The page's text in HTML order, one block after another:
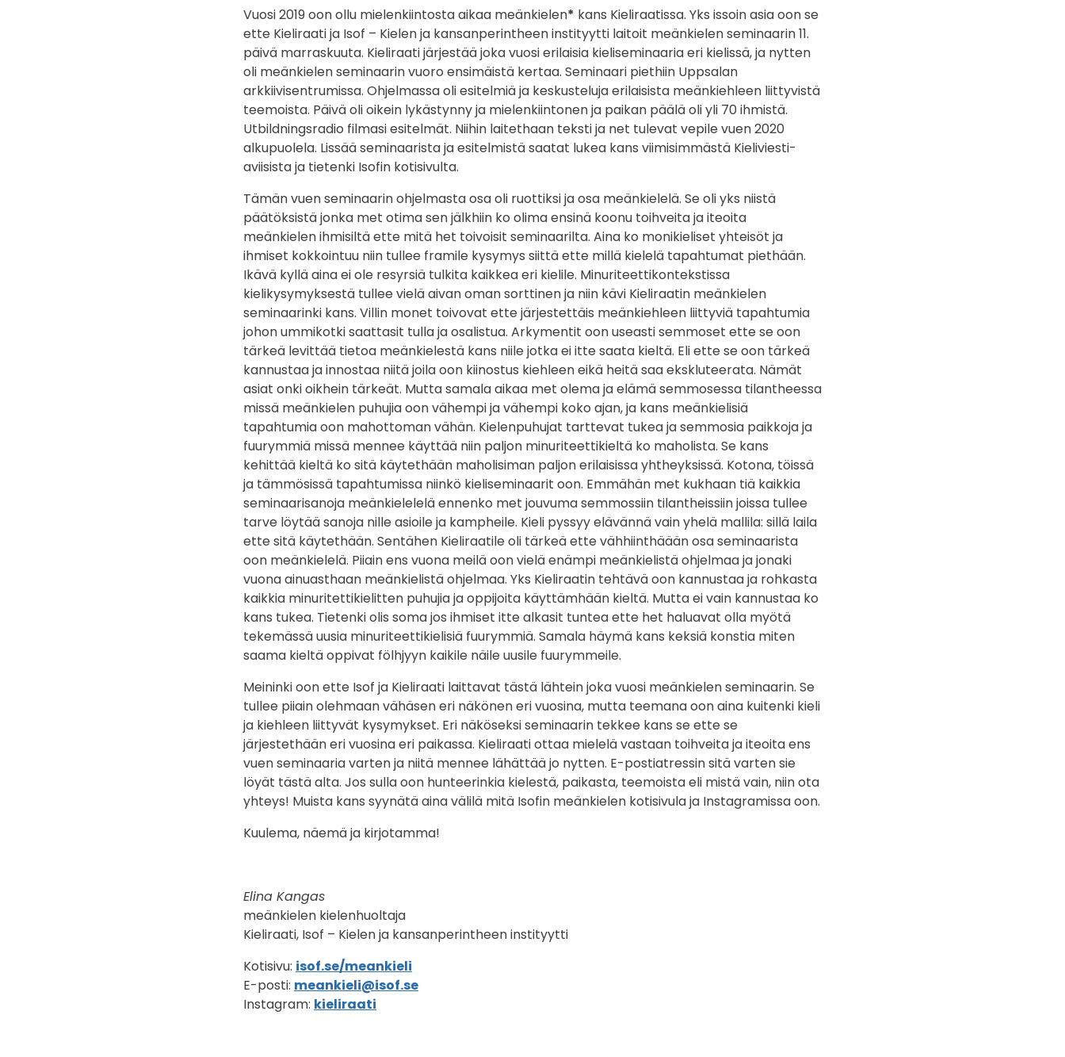
Vuosi 2019 oon ollu mielenkiintosta aikaa meänkielen* kans Kieliraatissa. Yks issoin asia oon se
ette Kieliraati ja Isof – Kielen ja kansanperintheen instityytti laitoit meänkielen seminaarin 11.
päivä marraskuuta. Kieliraati järjestää joka vuosi erilaisia kieliseminaaria eri kielissä, ja nytten
oli meänkielen seminaarin vuoro ensimäistä kertaa. Seminaari piethiin Uppsalan
arkkiivisentrumissa. Ohjelmassa oli esitelmiä ja keskusteluja erilaisista meänkiehleen liittyvistä
teemoista. Päivä oli oikein lykästynny ja mielenkiintonen ja paikan päälä oli yli 70 ihmistä.
Utbildningsradio filmasi esitelmät. Niihin laitethaan teksti ja net tulevat vepile vuen 2020
alkupuolela. Lissää seminaarista ja esitelmistä saatat lukea kans viimisimmästä Kieliviesti-
aviisista ja tietenki Isofin kotisivulta.
Tämän vuen seminaarin ohjelmasta osa oli ruottiksi ja osa meänkielelä. Se oli yks niistä
päätöksistä jonka met otima sen jälkhiin ko olima ensinä koonu toihveita ja iteoita
meänkielen ihmisiltä ette mitä het toivoisit seminaarilta. Aina ko monikieliset yhteisöt ja
ihmiset kokkointuu niin tullee framile kysymys siittä ette millä kielelä tapahtumat piethään.
Ikävä kyllä aina ei ole resyrsiä tulkita kaikkea eri kielile. Minuriteettikontekstissa
kielikysymyksestä tullee vielä aivan oman sorttinen ja niin kävi Kieliraatin meänkielen
seminaarinki kans. Villin monet toivovat ette järjestettäis meänkiehleen liittyviä tapahtumia
johon ummikotki saattasit tulla ja osalistua. Arkymentit oon useasti semmoset ette se oon
tärkeä levittää tietoa meänkielestä kans niile jotka ei itte saata kieltä. Eli ette se oon tärkeä
kannustaa ja innostaa niitä joila oon kiinostus kiehleen eikä heitä saa ekskluteerata. Nämät
asiat onki oikhein tärkeät. Mutta samala aikaa met olema ja elämä semmosessa tilantheessa
missä meänkielen puhujia oon vähempi ja vähempi koko ajan, ja kans meänkielisiä
tapahtumia oon mahottoman vähän. Kielenpuhujat tarttevat tukea ja semmosia paikkoja ja
fuurymmiä missä mennee käyttää niin paljon minuriteettikieltä ko maholista. Se kans
kehittää kieltä ko sitä käytethään maholisiman paljon erilaisissa yhtheyksissä. Kotona, töissä
ja tämmösissä tapahtumissa niinkö kieliseminaarit oon. Emmähän met kukhaan tiä kaikkia
seminaarisanoja meänkielelelä ennenko met jouvuma semmossiin tilantheissiin joissa tullee
tarve löytää sanoja nille asioile ja kampheile. Kieli pyssyy elävännä vain yhelä mallila: sillä laila
ette sitä käytethään. Sentähen Kieliraatile oli tärkeä ette vähhiinthäään osa seminaarista
oon meänkielelä. Piiain ens vuona meilä oon vielä enämpi meänkielistä ohjelmaa ja jonaki
vuona ainuasthaan meänkielistä ohjelmaa. Yks Kieliraatin tehtävä oon kannustaa ja rohkasta
kaikkia minuritettikielitten puhujia ja oppijoita käyttämhään kieltä. Mutta ei vain kannustaa ko
kans tukea. Tietenki olis soma jos ihmiset itte alkasit tuntea ette het haluavat olla myötä
tekemässä uusia minuriteettikielisiä fuurymmiä. Samala häymä kans keksiä konstia miten
saama kieltä oppivat fölhjyyn kaikile näile uusile fuurymmeile.
Meininki oon ette Isof ja Kieliraati laittavat tästä lähtein joka vuosi meänkielen seminaarin. Se
tullee piiain olehmaan vähäsen eri näkönen eri vuosina, mutta teemana oon aina kuitenki kieli
ja kiehleen liittyvät kysymykset. Eri näköseksi seminaarin tekkee kans se ette se
järjestethään eri vuosina eri paikassa. Kieliraati ottaa mielelä vastaan toihveita ja iteoita ens
vuen seminaaria varten ja niitä mennee lähättää jo nytten. E-postiatressin sitä varten sie
löyät tästä alta. Jos sulla oon hunteerinkia kielestä, paikasta, teemoista eli mistä vain, niin ota
yhteys! Muista kans syynätä aina välilä mitä Isofin meänkielen kotisivula ja Instagramissa oon.
Kuulema, näemä ja kirjotamma!
Elina Kangas
meänkielen kielenhuoltaja
Kieliraati, Isof – Kielen ja kansanperintheen instityytti
Kotisivu: isof.se/meankieli
E-posti: meankieli@isof.se
Instagram: kieliraati